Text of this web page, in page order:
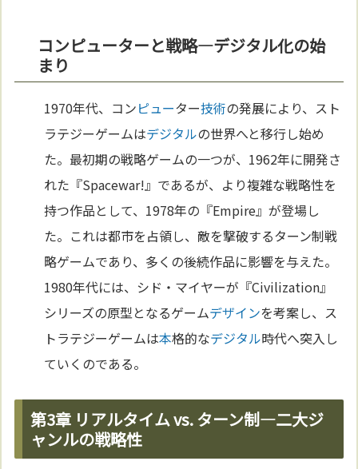
コンピューターと戦略—デジタル化の始
まり
1970年代、コンピューター技術の発展により、スト
ラテジーゲームはデジタルの世界へと移行し始め
た。最初期の戦略ゲームの一つが、1962年に開発さ
れた『Spacewar!』であるが、より複雑な戦略性を
持つ作品として、1978年の『Empire』が登場し
た。これは都市を占領し、敵を撃破するターン制戦
略ゲームであり、多くの後続作品に影響を与えた。
1980年代には、シド・マイヤーが『Civilization』
シリーズの原型となるゲームデザインを考案し、ス
トラテジーゲームは本格的なデジタル時代へ突入し
ていくのである。
第3章 リアルタイム vs. ターン制—二大ジ
ャンルの戦略性